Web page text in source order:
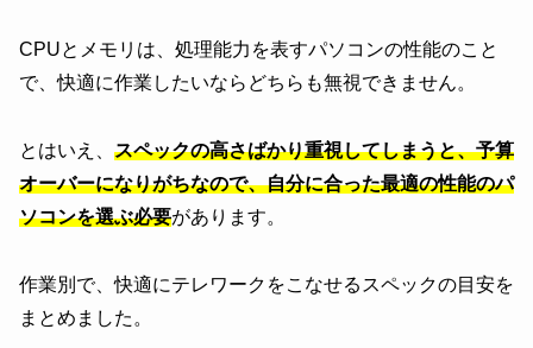
CPUとメモリは、処理能力を表すパソコンの性能のこと
で、快適に作業したいならどちらも無視できません。
とはいえ、 スペックの高さばかり重視してしまうと、予算
オーバーになりがちなので、自分に合った最適の性能のパ
ソコンを選ぶ必要があります。
作業別で、快適にテレワークをこなせるスペックの目安を
まとめました。